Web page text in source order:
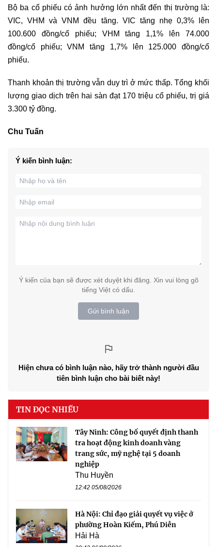
Bộ ba cổ phiếu có ảnh hưởng lớn nhất đến thị trường là:
VIC, VHM và VNM đều tăng. VIC tăng nhẹ 0,3% lên
100.600 đồng/cổ phiếu; VHM tăng 1,1% lên 74.000
đồng/cổ phiếu; VNM tăng 1,7% lên 125.000 đồng/cổ
phiếu.
Thanh khoản thị trường vẫn duy trì ở mức thấp. Tổng khối
lượng giao dịch trên hai sàn đạt 170 triệu cổ phiếu, trị giá
3.300 tỷ đồng.
Chu Tuấn
Ý kiến bình luận:
Ý kiến của bạn sẽ được xét duyệt khi đăng. Xin vui lòng gõ
tiếng Việt có dấu.
Gửi bình luận
Hiện chưa có bình luận nào, hãy trở thành người đầu
tiên bình luận cho bài biết này!
TIN ĐỌC NHIỀU
Tây Ninh: Công bố quyết định thanh
tra hoạt động kinh doanh vàng
trang sức, mỹ nghệ tại 5 doanh
nghiệp
Thu Huyền
12:42 05/08/2026
Hà Nội: Chỉ đạo giải quyết vụ việc ở
phường Hoàn Kiếm, Phú Diễn
Hải Hà